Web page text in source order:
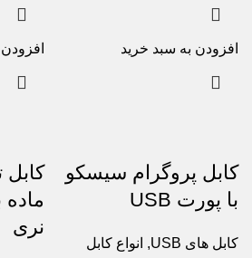
افزودن به سبد خرید
کابل پروگرام سیسکو
با پورت USB
کابل های USB , انواع کابل
کابل
نری